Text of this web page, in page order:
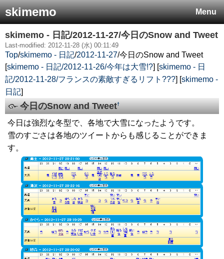
Menu
skimemo
skimemo - 日記/2012-11-27/今日のSnow and Tweet
Last-modified: 2012-11-28 (水) 00:11:49
Top/skimemo - 日記/2012-11-27/今日のSnow and Tweet
[skimemo - 日記/2012-11-26/今年は大雪!?] [skimemo - 日
記/2012-11-28/フランスの素敵すぎるリフト???] [skimemo -
日記]
今日のSnow and Tweet†
今日は強烈な冬型で、各地で大雪になったようです。
雪のすごさは各地のツイートからも感じることができま
す。